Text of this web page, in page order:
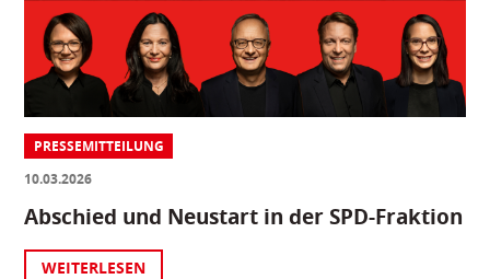
PRESSEMITTEILUNG
10.03.2026
Abschied und Neustart in der SPD-Fraktion
WEITERLESEN